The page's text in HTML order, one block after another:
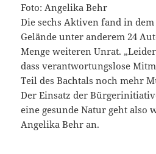
Foto: Angelika Behr
Die sechs Aktiven fand in
Gelände unter anderem 24
Menge weiteren Unrat.
dass verantwortungslose
Teil des Bachtals noch mehr
Der Einsatz der
eine gesunde Natur geht also
Angelika Behr an.